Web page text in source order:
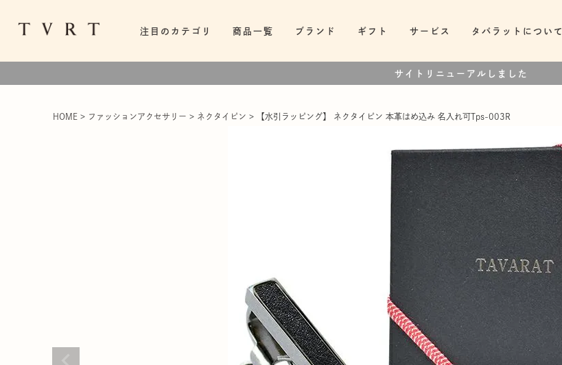
注目のカテゴリ 商品一覧 ブランド ギフト サービス タバラットについて
サイトリニューアルしました
HOME ファッションアクセサリー ネクタイピン 【水引ラッピング】 ネクタイピン 本革はめ込み 名入れ可Tps-003R